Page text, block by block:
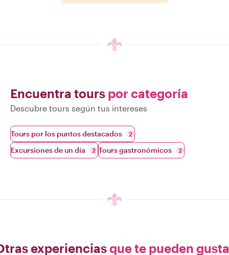
Encuentra tours por categoría
Descubre tours según tus intereses
Tours por los puntos destacados 2
Excursiones de un día 2 Tours gastronómicos 2
experienciasque te pueden